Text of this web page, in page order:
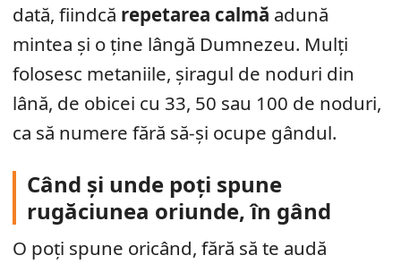
dată, fiindcă repetarea calmă adună
mintea și o ține lângă Dumnezeu. Mulți
folosesc metaniile, șiragul de noduri din
lână, de obicei cu 33, 50 sau 100 de noduri,
ca să numere fără să-și ocupe gândul.
Când și unde poți spune
rugăciunea oriunde, în gând
O poți spune oricând, fără să te audă